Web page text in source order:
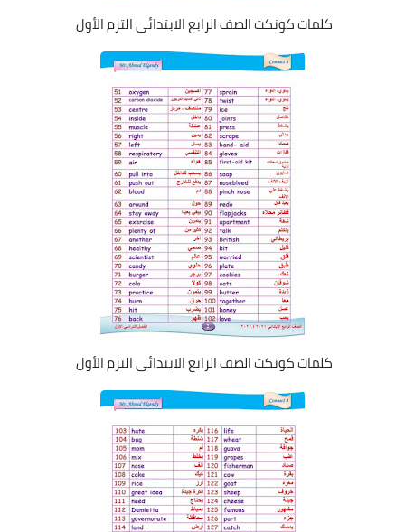
كلمات كونكت الصف الرابع الابتدائى الترم الأول
كلمات كونكت الصف الرابع الابتدائى الترم الأول